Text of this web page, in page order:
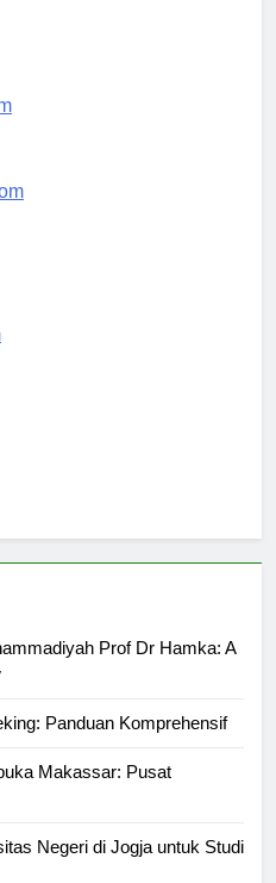
Prof Dr Hamka: A
Makassar: Pusat
Negeri di Jogja untuk Studi